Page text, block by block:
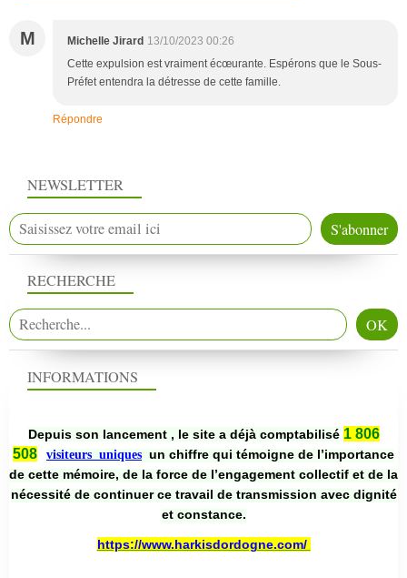
M Michelle Jirard 13/10/2023 00:26
Cette expulsion est vraiment écœurante. Espérons que le Sous-
Préfet entendra la détresse de cette famille.
Répondre
NEWSLETTER
RECHERCHE
INFORMATIONS
Depuis son lancement , le site a déjà comptabilisé 1 806
508
visiteurs uniques un chiffre qui témoigne de l’importance
de cette mémoire, de la force de l’engagement collectif et de la
nécessité de continuer ce travail de transmission avec dignité
et constance.
https://www.harkisdordogne.com/